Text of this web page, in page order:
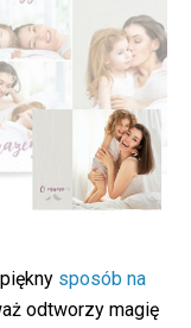
sposób na
odtworzy magię